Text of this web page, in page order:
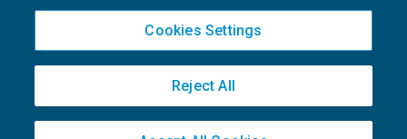
Copyright 2016 ©Gruppo Euroconference S.p.A.v2.32.2
Piazza Luigi Einaudi, 10N01 - 20124 Milano - info@ecnews.it
Cookies Settings
Reject All